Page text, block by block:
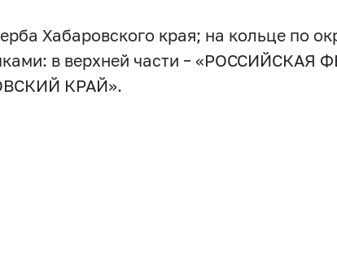
Хабаровского края; на кольце по
в верхней части – «РОССИЙСКАЯ
КРАЙ».